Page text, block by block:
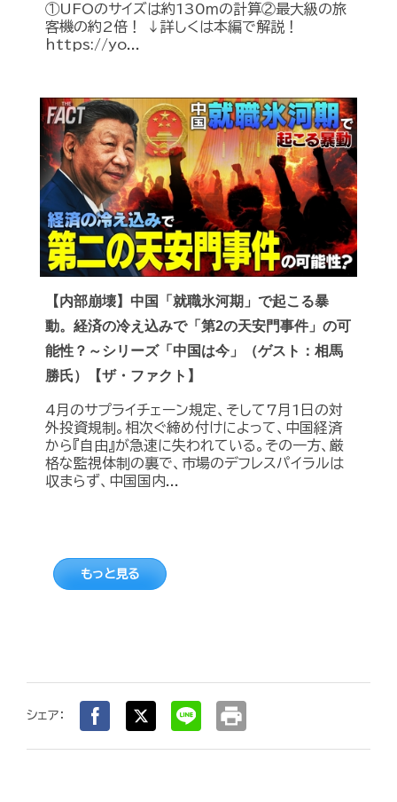
①UFOのサイズは約130ｍの計算②最大級の旅
客機の約2倍！ ↓詳しくは本編で解説！
https://yo...
【内部崩壊】中国「就職氷河期」で起こる暴
動。経済の冷え込みで「第2の天安門事件」の可
能性？～シリーズ「中国は今」（ゲスト：相馬
勝氏）【ザ・ファクト】
4月のサプライチェーン規定、そして7月1日の対
外投資規制。相次ぐ締め付けによって、中国経済
から『自由』が急速に失われている。その一方、厳
格な監視体制の裏で、市場のデフレスパイラルは
収まらず、中国国内...
もっと見る
シェア： print